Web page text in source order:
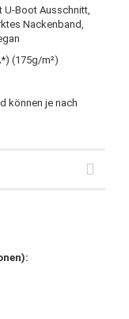
Boot Ausschnitt,
Nackenband,
(175g/m²)
können je nach